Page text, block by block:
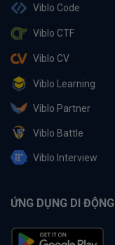
Viblo Code
Viblo CTF
Viblo CV
Viblo Learning
Viblo Partner
Viblo Battle
Viblo Interview
ỨNG DỤNG DI ĐỘNG